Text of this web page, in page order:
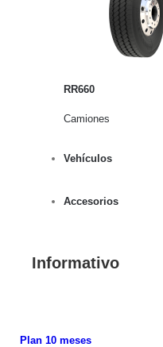
RR660
Camiones
Vehículos
Accesorios
Informativo
Plan 10 meses